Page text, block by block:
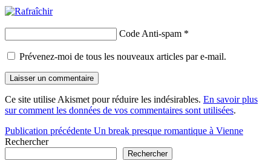
Code Anti-spam *
Prévenez-moi de tous les nouveaux articles par e-mail.
Ce site utilise Akismet pour réduire les indésirables. En savoir plus
sur comment les données de vos commentaires sont utilisées.
Navigation
de
Publication précédente Un break presque romantique à Vienne
Rechercher
Rechercher